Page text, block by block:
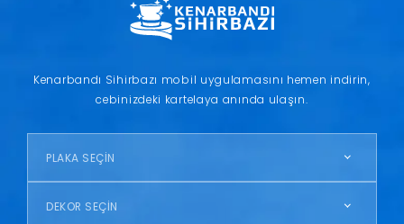
Kenarbandı Sihirbazı mobil uygulamasını hemen indirin,
cebinizdeki kartelaya anında ulaşın.
PLAKA SEÇİN
DEKOR SEÇİN